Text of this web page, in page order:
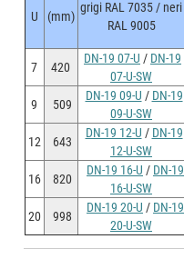
U (mm)
grigi RAL 7035 / neri
RAL 9005
7 420
DN-19 07-U / DN-19
07-U-SW
9 509
DN-19 09-U / DN-19
09-U-SW
12 643
DN-19 12-U / DN-19
12-U-SW
16 820
DN-19 16-U / DN-19
16-U-SW
20 998
DN-19 20-U / DN-19
20-U-SW